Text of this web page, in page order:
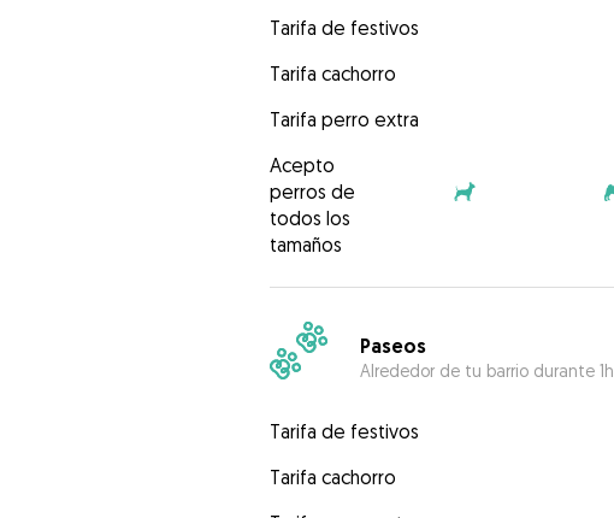
Tarifa de festivos
Tarifa cachorro
Tarifa perro extra
Acepto
perros de
todos los
tamaños
Paseos
Alrededor de tu barrio durante 1h
Tarifa de festivos
Tarifa cachorro